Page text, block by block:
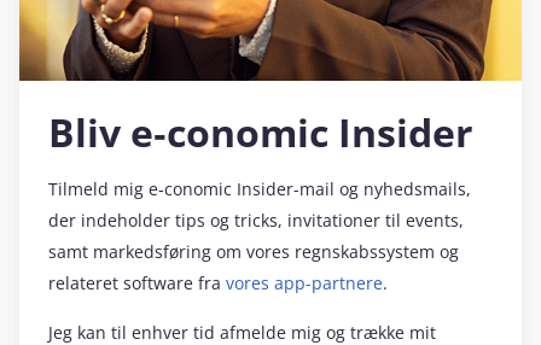
Bliv e‑conomic Insider
Tilmeld mig e‑conomic Insider-mail og nyhedsmails,
der indeholder tips og tricks, invitationer til events,
samt markedsføring om vores regnskabssystem og
relateret software fra vores app-partnere.
Jeg kan til enhver tid afmelde mig og trække mit